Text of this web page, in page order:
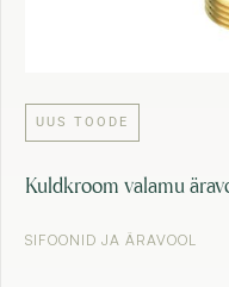
UUS TOODE
Kuldkroom valamu
SIFOONID JA ÄRAVOOL